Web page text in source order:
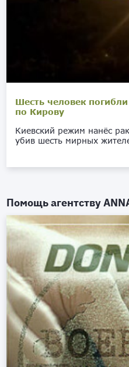
Шесть человек
по Кирову
Киевский режим нанёс
убив шесть мирных
Помощь агентству